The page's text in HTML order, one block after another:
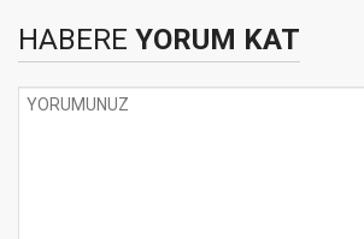
HABERE YORUM KAT